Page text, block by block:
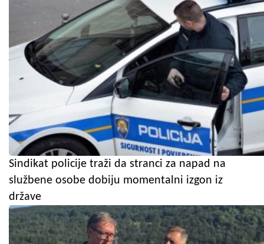
Sindikat policije traži da stranci za napad na
službene osobe dobiju momentalni izgon iz
države